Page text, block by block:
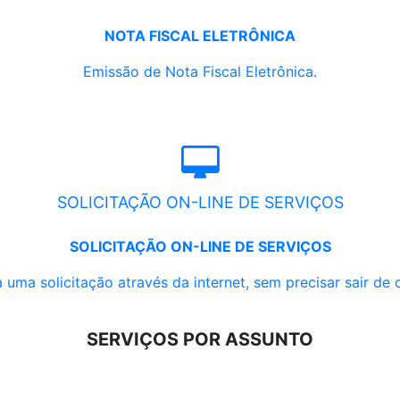
NOTA FISCAL ELETRÔNICA
Emissão de Nota Fiscal Eletrônica.
SOLICITAÇÃO ON-LINE DE SERVIÇOS
SOLICITAÇÃO ON-LINE DE SERVIÇOS
uma solicitação através da internet, sem precisar sair de
SERVIÇOS POR ASSUNTO